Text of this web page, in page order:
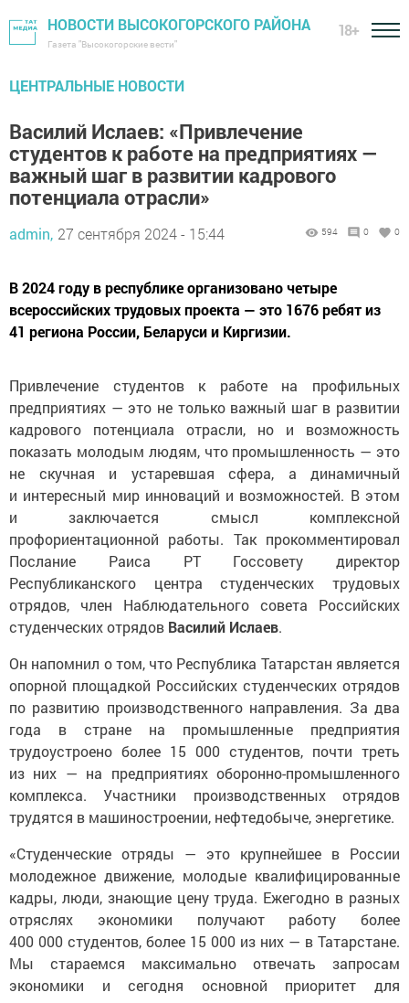
НОВОСТИ ВЫСОКОГОРСКОГО РАЙОНА
Газета "Высокогорские вести"
18+
ЦЕНТРАЛЬНЫЕ НОВОСТИ
Василий Ислаев: «Привлечение
студентов к работе на предприятиях —
важный шаг в развитии кадрового
потенциала отрасли»
admin, 27 сентября 2024 - 15:44 594 0 0
В 2024 году в республике организовано четыре
всероссийских трудовых проекта — это 1676 ребят из
41 региона России, Беларуси и Киргизии.
Привлечение студентов к работе на профильных
предприятиях — это не только важный шаг в развитии
кадрового потенциала отрасли, но и возможность
показать молодым людям, что промышленность — это
не скучная и устаревшая сфера, а динамичный
и интересный мир инноваций и возможностей. В этом
и заключается смысл комплексной
профориентационной работы. Так прокомментировал
Послание Раиса РТ Госсовету директор
Республиканского центра студенческих трудовых
отрядов, член Наблюдательного совета Российских
студенческих отрядов Василий Ислаев.
Он напомнил о том, что Республика Татарстан является
опорной площадкой Российских студенческих отрядов
по развитию производственного направления. За два
года в стране на промышленные предприятия
трудоустроено более 15 000 студентов, почти треть
из них — на предприятиях оборонно-промышленного
комплекса. Участники производственных отрядов
трудятся в машиностроении, нефтедобыче, энергетике.
«Студенческие отряды — это крупнейшее в России
молодежное движение, молодые квалифицированные
кадры, люди, знающие цену труда. Ежегодно в разных
отряслях экономики получают работу более
400 000 студентов, более 15 000 из них — в Татарстане.
Мы стараемся максимально отвечать запросам
экономики и сегодня основной приоритет для